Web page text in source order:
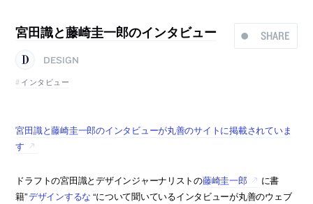
SHARE
宮田識と藤崎圭一郎のインタビュー
DESIGN
インタビュー
宮田識と藤崎圭一郎のインタビューが丸善のサイトに掲載されていま
す
ドラフトの宮田識とデザインジャーナリストの藤崎圭一郎
に書
籍”デザインするな “について聞いているインタビューが丸善のウェブ